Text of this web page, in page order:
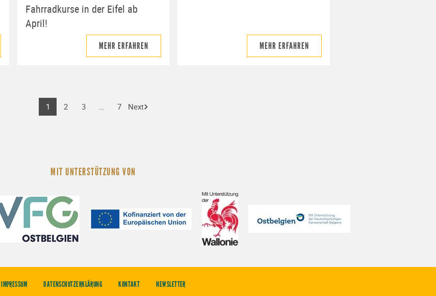
Fahrradkurse in der Eifel ab
April!
MEHR ERFAHREN MEHR ERFAHREN
Page
1 Page
2 Page
3 … Page
7 Next
MIT UNTERSTÜTZUNG VON
IMPRESSUM DATENSCHUTZERKLÄRUNG KONTAKT NEWSLETTER